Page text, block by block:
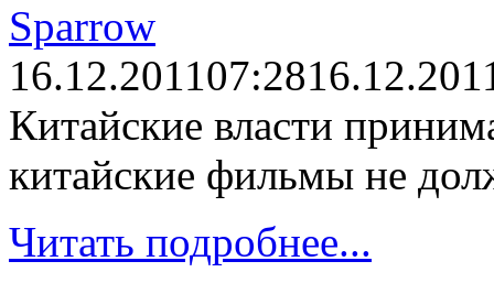
Sparrow
16.12.201107:28
Китайские власти
китайские фильмы не
Читать подробнее...